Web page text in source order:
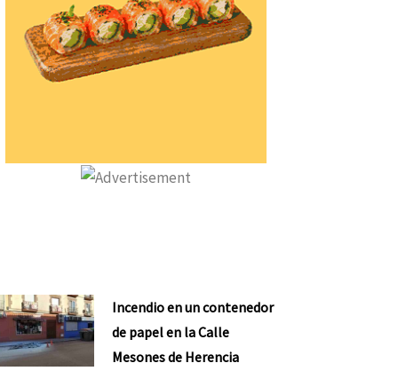
Incendio en un contenedor
de papel en la Calle
Mesones de Herencia